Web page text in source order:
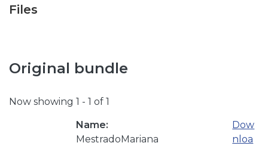
Files
Original bundle
Now showing 1 - 1 of 1
Name:
MestradoMariana
Dow
nloa